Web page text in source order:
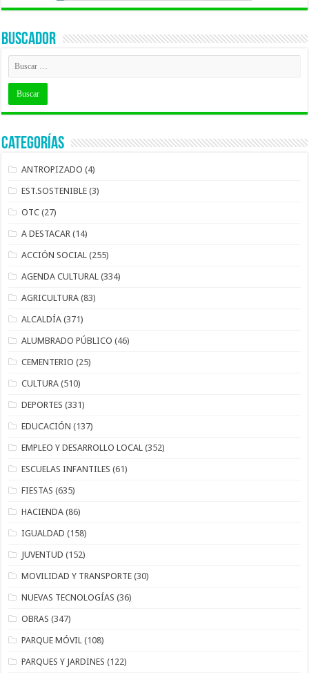
BUSCADOR
Categorías
ANTROPIZADO (4)
EST.SOSTENIBLE (3)
OTC (27)
A DESTACAR (14)
ACCIÓN SOCIAL (255)
AGENDA CULTURAL (334)
AGRICULTURA (83)
ALCALDÍA (371)
ALUMBRADO PÚBLICO (46)
CEMENTERIO (25)
CULTURA (510)
DEPORTES (331)
EDUCACIÓN (137)
EMPLEO Y DESARROLLO LOCAL (352)
ESCUELAS INFANTILES (61)
FIESTAS (635)
HACIENDA (86)
IGUALDAD (158)
JUVENTUD (152)
MOVILIDAD Y TRANSPORTE (30)
NUEVAS TECNOLOGÍAS (36)
OBRAS (347)
PARQUE MÓVIL (108)
PARQUES Y JARDINES (122)